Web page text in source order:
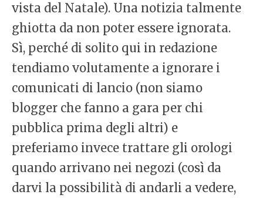
vista del Natale). Una notizia talmente
ghiotta da non poter essere ignorata.
Sì, perché di solito qui in redazione
tendiamo volutamente a ignorare i
comunicati di lancio (non siamo
blogger che fanno a gara per chi
pubblica prima degli altri) e
preferiamo invece trattare gli orologi
quando arrivano nei negozi (così da
darvi la possibilità di andarli a vedere,